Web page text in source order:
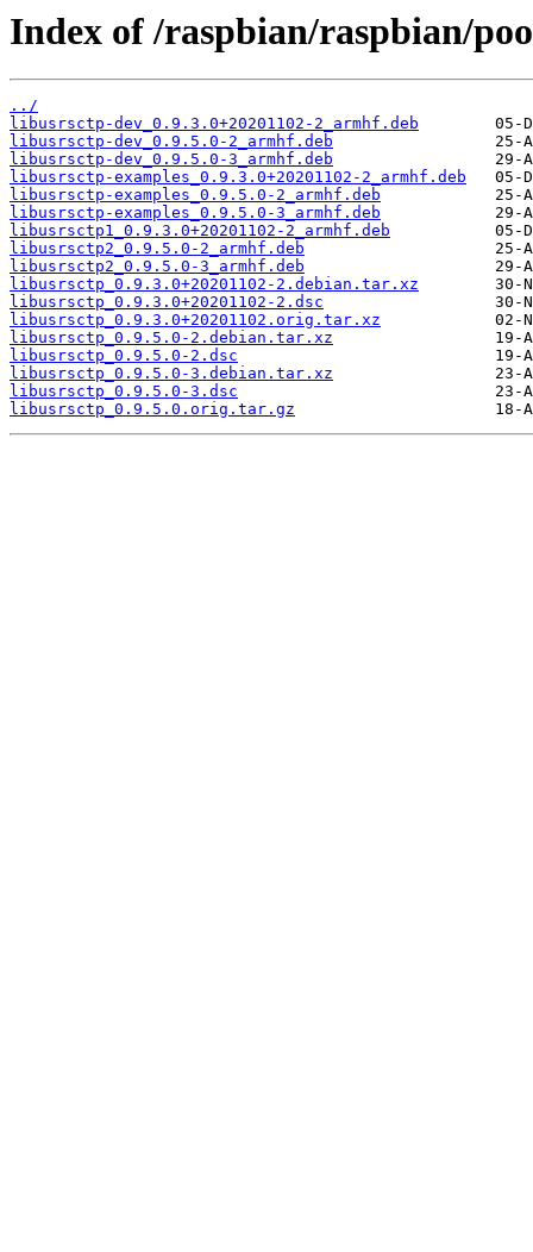
Index of /raspbian/raspbian/
../
libusrsctp-dev_0.9.3.0+20201102-2_armhf.deb
libusrsctp-dev_0.9.5.0-2_armhf.deb
libusrsctp-dev_0.9.5.0-3_armhf.deb
libusrsctp-examples_0.9.3.0+20201102-2_armhf.deb
libusrsctp-examples_0.9.5.0-2_armhf.deb
libusrsctp-examples_0.9.5.0-3_armhf.deb
libusrsctp1_0.9.3.0+20201102-2_armhf.deb
libusrsctp2_0.9.5.0-2_armhf.deb
libusrsctp2_0.9.5.0-3_armhf.deb
libusrsctp_0.9.3.0+20201102-2.debian.tar.xz
libusrsctp_0.9.3.0+20201102-2.dsc
libusrsctp_0.9.3.0+20201102.orig.tar.xz
libusrsctp_0.9.5.0-2.debian.tar.xz
libusrsctp_0.9.5.0-2.dsc
libusrsctp_0.9.5.0-3.debian.tar.xz
libusrsctp_0.9.5.0-3.dsc
libusrsctp_0.9.5.0.orig.tar.gz